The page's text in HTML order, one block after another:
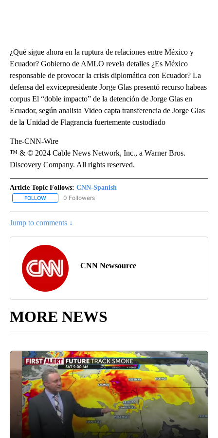
¿Qué sigue ahora en la ruptura de relaciones entre México y
Ecuador? Gobierno de AMLO revela detalles ¿Es México
responsable de provocar la crisis diplomática con Ecuador? La
defensa del exvicepresidente Jorge Glas presentó recurso habeas
corpus El “doble impacto” de la detención de Jorge Glas en
Ecuador, según analista Video capta transferencia de Jorge Glas
de la Unidad de Flagrancia fuertemente custodiado
The-CNN-Wire
™ & © 2024 Cable News Network, Inc., a Warner Bros.
Discovery Company. All rights reserved.
Article Topic Follows: CNN-Spanish
FOLLOW FOLLOW "CNN-SPANISH" TO RECEIVE NOTIFICATIONS ABOUT
0 Followers
Jump to comments ↓
CNN Newsource
MORE NEWS